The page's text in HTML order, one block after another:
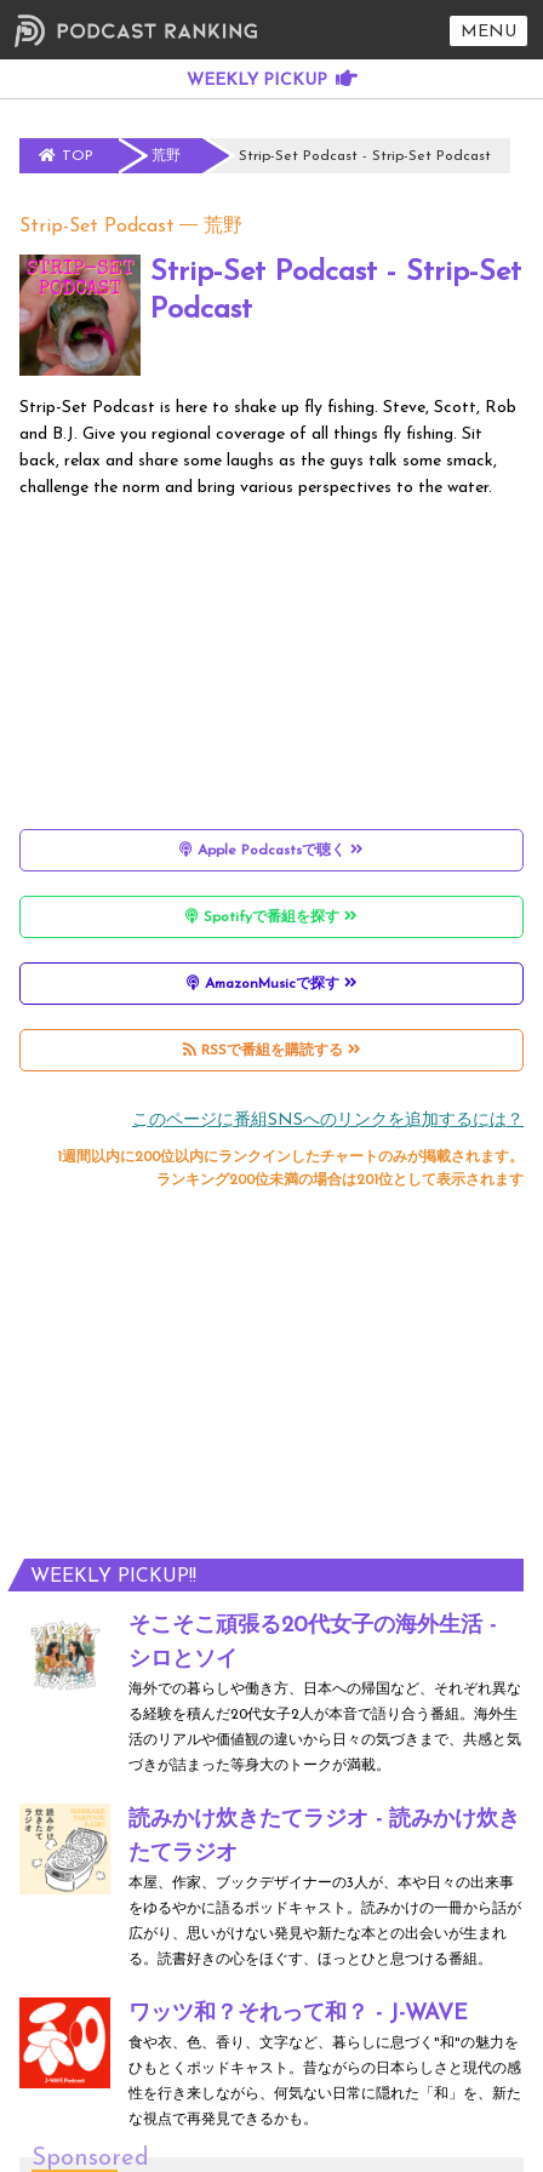
MENU
TOP 荒野 Strip-Set Podcast - Strip-Set Podcast
WEEKLY PICKUP!!
そこそこ頑張る20代女子の海外生活 -
シロとソイ
海外での暮らしや働き方、日本への帰国など、それぞれ異な
る経験を積んだ20代女子2人が本音で語り合う番組。海外生
活のリアルや価値観の違いから日々の気づきまで、共感と気
づきが詰まった等身大のトークが満載。
読みかけ炊きたてラジオ - 読みかけ炊き
たてラジオ
本屋、作家、ブックデザイナーの3人が、本や日々の出来事
をゆるやかに語るポッドキャスト。読みかけの一冊から話が
広がり、思いがけない発見や新たな本との出会いが生まれ
る。読書好きの心をほぐす、ほっとひと息つける番組。
ワッツ和？それって和？ - J-WAVE
食や衣、色、香り、文字など、暮らしに息づく"和"の魅力を
ひもとくポッドキャスト。昔ながらの日本らしさと現代の感
性を行き来しながら、何気ない日常に隠れた「和」を、新た
な視点で再発見できるかも。
Sponsored
Strip-Set Podcast 荒野
Strip-Set Podcast - Strip-Set
Podcast
Strip-Set Podcast is here to shake up fly fishing. Steve, Scott, Rob
and B.J. Give you regional coverage of all things fly fishing. Sit
back, relax and share some laughs as the guys talk some smack,
challenge the norm and bring various perspectives to the water.
Apple Podcastsで聴く
Spotifyで番組を探す
AmazonMusicで探す
RSSで番組を購読する
このページに番組SNSへのリンクを追加するには？
1週間以内に200位以内にランクインしたチャートのみが掲載されます。
ランキング200位未満の場合は201位として表示されます